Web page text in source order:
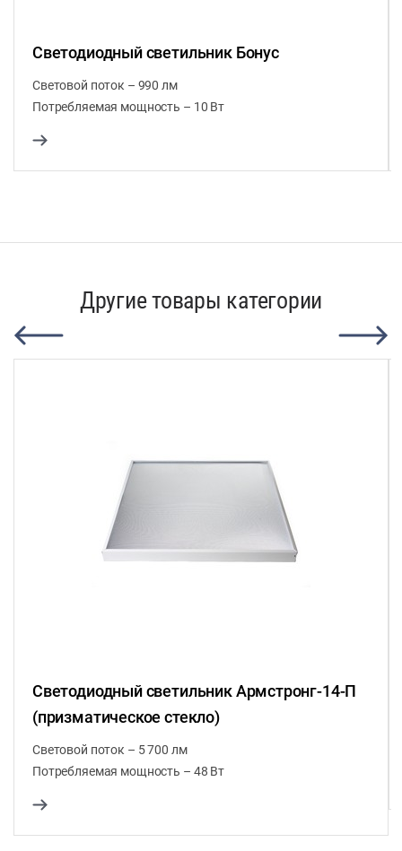
Светодиодный светильник Бонус
Световой поток – 990 лм
Потребляемая мощность – 10 Вт
Другие товары категории
Светодиодный светильник Армстронг-14-П
(призматическое стекло)
Световой поток – 5 700 лм
Потребляемая мощность – 48 Вт